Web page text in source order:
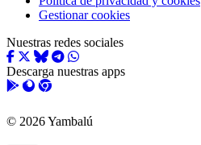
Gestionar cookies
Nuestras redes sociales
Descarga nuestras apps
© 2026 Yambalú